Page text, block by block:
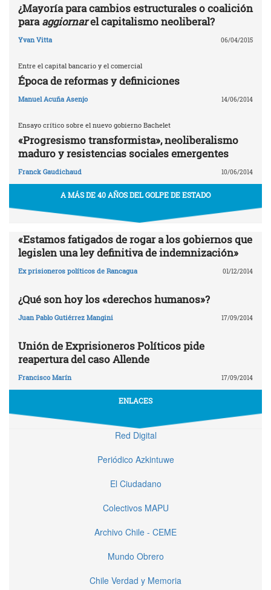
¿Mayoría para cambios estructurales o coalición
paraaggiornarel capitalismo neoliberal?
Yvan Vitta 06/04/2015
Entre el capital bancario y el comercial
Época de reformas y definiciones
Manuel Acuña Asenjo 14/06/2014
Ensayo crítico sobre el nuevo gobierno Bachelet
«Progresismo transformista», neoliberalismo
maduro y resistencias sociales emergentes
Franck Gaudichaud 10/06/2014
A MÁS DE 40 AÑOS DEL GOLPE DE ESTADO
«Estamos fatigados de rogar a los gobiernos que
legislen una ley definitiva de indemnización»
Ex prisioneros políticos de Rancagua 01/12/2014
¿Qué son hoy los «derechos humanos»?
Juan Pablo Gutiérrez Mangini 17/09/2014
Unión de Exprisioneros Políticos pide
reapertura del caso Allende
Francisco Marín 17/09/2014
ENLACES
Red Digital
Periódico Azkintuwe
El Ciudadano
Colectivos MAPU
Archivo Chile - CEME
Mundo Obrero
Chile Verdad y Memoria